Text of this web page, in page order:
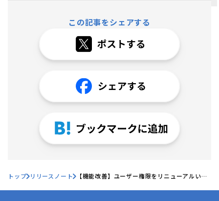
この記事をシェアする
トップ リリースノート 【機能改善】ユーザー権限をリニューアルいた